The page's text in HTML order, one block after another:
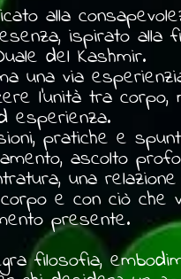
alla
ispirato alla
del Kashmir.
una via
l'unità tra corpo,
esperienza.
pratiche e
ascolto
una
e con ciò che
presente.
filosofia,